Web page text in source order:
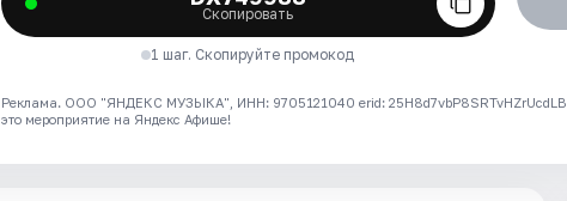
Скопировать
1 шаг. Скопируйте промокод
Реклама. ООО "ЯНДЕКС МУЗЫКА", ИНН: 9705121040 erid: 25H8d7vbP8SRTvHZrUcdLB
это мероприятие на Яндекс Афише!